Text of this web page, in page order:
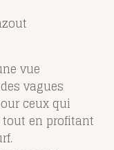
vue
vagues
ceux qui
en profitant